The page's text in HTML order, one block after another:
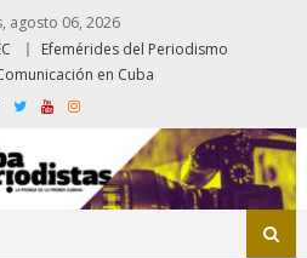
agosto 06, 2026
Efemérides del Periodismo
en Cuba